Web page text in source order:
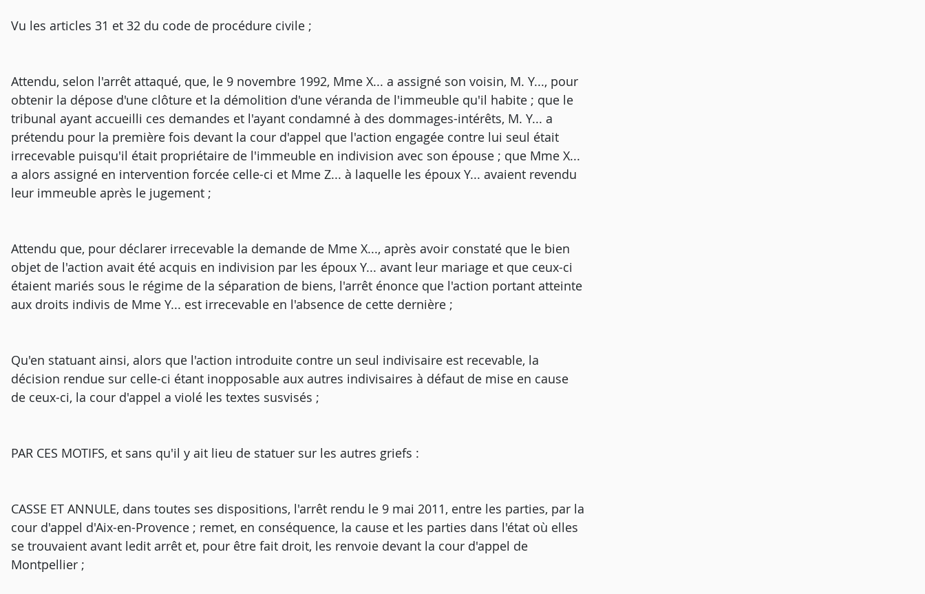
Vu les articles 31 et 32 du code de procédure civile ;
Attendu, selon l'arrêt attaqué, que, le 9 novembre 1992, Mme X... a assigné son voisin, M. Y..., pour
obtenir la dépose d'une clôture et la démolition d'une véranda de l'immeuble qu'il habite ; que le
tribunal ayant accueilli ces demandes et l'ayant condamné à des dommages-intérêts, M. Y... a
prétendu pour la première fois devant la cour d'appel que l'action engagée contre lui seul était
irrecevable puisqu'il était propriétaire de l'immeuble en indivision avec son épouse ; que Mme X...
a alors assigné en intervention forcée celle-ci et Mme Z... à laquelle les époux Y... avaient revendu
leur immeuble après le jugement ;
Attendu que, pour déclarer irrecevable la demande de Mme X..., après avoir constaté que le bien
objet de l'action avait été acquis en indivision par les époux Y... avant leur mariage et que ceux-ci
étaient mariés sous le régime de la séparation de biens, l'arrêt énonce que l'action portant atteinte
aux droits indivis de Mme Y... est irrecevable en l'absence de cette dernière ;
Qu'en statuant ainsi, alors que l'action introduite contre un seul indivisaire est recevable, la
décision rendue sur celle-ci étant inopposable aux autres indivisaires à défaut de mise en cause
de ceux-ci, la cour d'appel a violé les textes susvisés ;
PAR CES MOTIFS, et sans qu'il y ait lieu de statuer sur les autres griefs :
CASSE ET ANNULE, dans toutes ses dispositions, l'arrêt rendu le 9 mai 2011, entre les parties, par la
cour d'appel d'Aix-en-Provence ; remet, en conséquence, la cause et les parties dans l'état où elles
se trouvaient avant ledit arrêt et, pour être fait droit, les renvoie devant la cour d'appel de
Montpellier ;